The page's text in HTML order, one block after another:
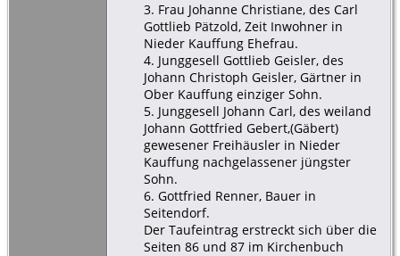
3. Frau Johanne Christiane, des Carl
Gottlieb Pätzold, Zeit Inwohner in
Nieder Kauffung Ehefrau.
4. Junggesell Gottlieb Geisler, des
Johann Christoph Geisler, Gärtner in
Ober Kauffung einziger Sohn.
5. Junggesell Johann Carl, des weiland
Johann Gottfried Gebert,(Gäbert)
gewesener Freihäusler in Nieder
Kauffung nachgelassener jüngster
Sohn.
6. Gottfried Renner, Bauer in
Seitendorf.
Der Taufeintrag erstreckt sich über die
Seiten 86 und 87 im Kirchenbuch